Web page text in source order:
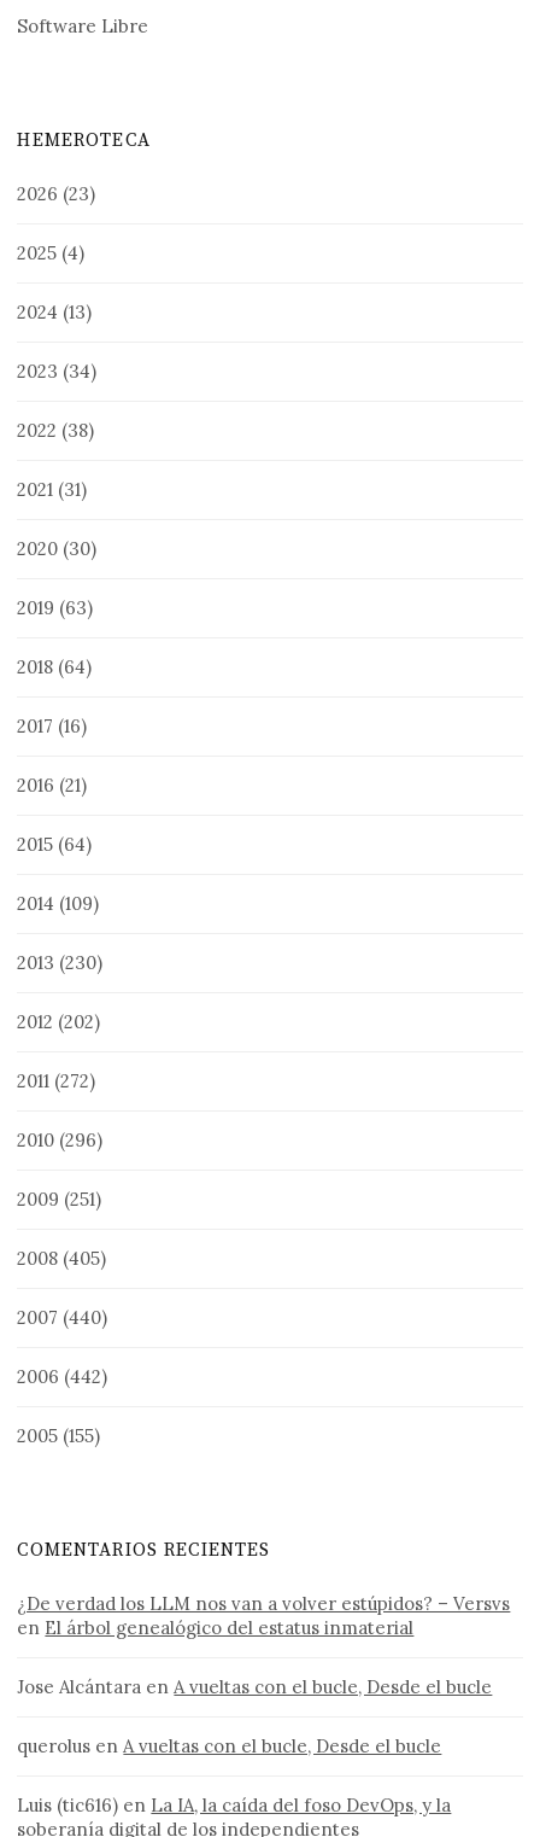
Software Libre
HEMEROTECA
2026 (23)
2025 (4)
2024 (13)
2023 (34)
2022 (38)
2021 (31)
2020 (30)
2019 (63)
2018 (64)
2017 (16)
2016 (21)
2015 (64)
2014 (109)
2013 (230)
2012 (202)
2011 (272)
2010 (296)
2009 (251)
2008 (405)
2007 (440)
2006 (442)
2005 (155)
COMENTARIOS RECIENTES
¿De verdad los LLM nos van a volver estúpidos? – Versvs
en El árbol genealógico del estatus inmaterial
Jose Alcántara enA vueltas con el bucle, Desde el bucle
querolus enA vueltas con el bucle, Desde el bucle
Luis (tic616) en La IA, la caída del foso DevOps, y la
soberanía digital de los independientes